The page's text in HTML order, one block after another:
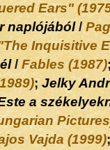
Ears"
naplójából/
Inquisitive
/ Fables (1987)
; Jelky
a
Vajda (1999)